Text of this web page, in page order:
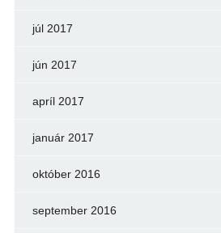
júl 2017
jún 2017
apríl 2017
január 2017
október 2016
september 2016